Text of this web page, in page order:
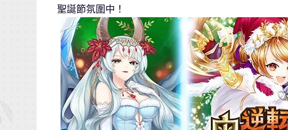
聖誕節氛圍中！